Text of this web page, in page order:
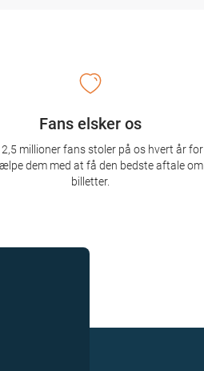
Fans elsker os
2,5 millioner fans stoler på os hvert år for
dem med at få den bedste aftale om
billetter.